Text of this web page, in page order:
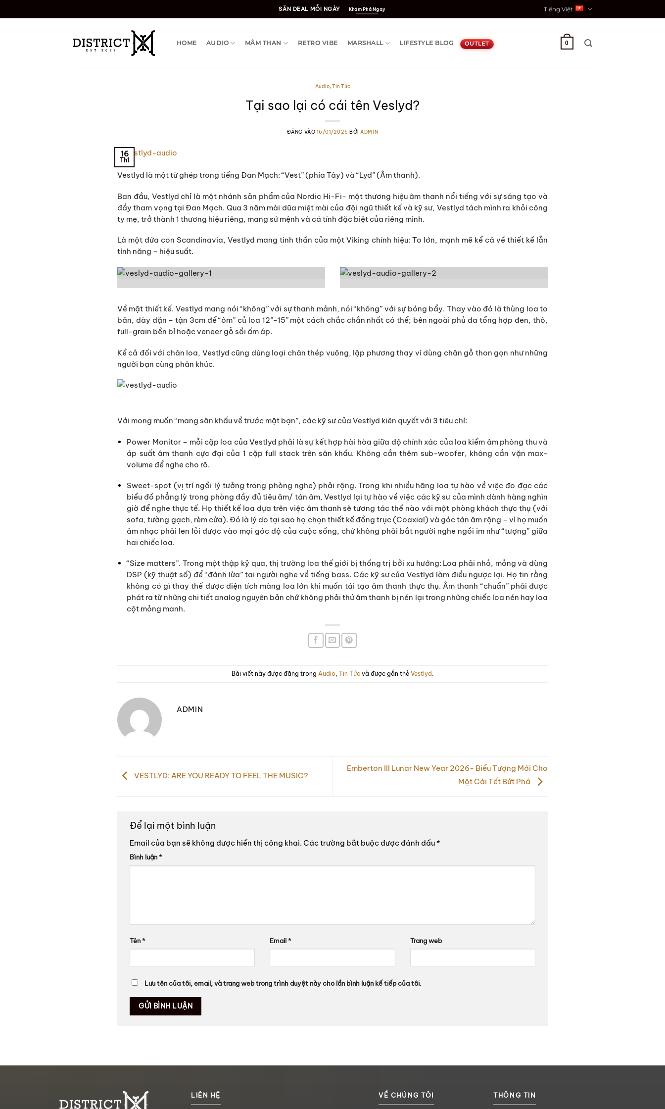
qua
SĂN DEAL MỖI NGÀY Khám Phá Ngay Tiếng Việt
HOME AUDIO MÂM THAN RETRO VIBE MARSHALL LIFESTYLE BLOG OUTLET 0
Audio,Tin Tức
Tại sao lại có cái tên Veslyd?
ĐĂNG VÀO 16/01/2026 BỞIADMIN
16
Th1
Vestlyd là một từ ghép trong tiếng Đan Mạch: “Vest” (phía Tây) và “Lyd” (Âm thanh).
Ban đầu, Vestlyd chỉ là một nhánh sản phẩm của Nordic Hi-Fi- một thương hiệu âm thanh nổi tiếng với sự sáng tạo và
đầy tham vọng tại Đan Mạch. Qua 3 năm mài dũa miệt mài của đội ngũ thiết kế và kỹ sư, Vestlyd tách mình ra khỏi công
ty mẹ, trở thành 1 thương hiệu riêng, mang sứ mệnh và cá tính đặc biệt của riêng mình.
Là một đứa con Scandinavia, Vestlyd mang tinh thần của một Viking chính hiệu: To lớn, mạnh mẽ kể cả về thiết kế lẫn
tính năng – hiệu suất.
Về mặt thiết kế. Vestlyd mang nói “không” với sự thanh mảnh, nói “không” với sự bóng bẩy. Thay vào đó là thùng loa to
bản, dày dặn – tận 3cm để “ôm” củ loa 12”-15” một cách chắc chắn nhất có thể; bên ngoài phủ da tổng hợp đen, thô,
full-grain bền bỉ hoặc veneer gỗ sồi ấm áp.
Kể cả đối với chân loa, Vestlyd cũng dùng loại chân thép vuông, lập phương thay vì dùng chân gỗ thon gọn như những
người bạn cùng phân khúc.
Với mong muốn “mang sân khấu về trước mặt bạn”, các kỹ sư của Vestlyd kiên quyết với 3 tiêu chí:
Power Monitor – mỗi cặp loa của Vestlyd phải là sự kết hợp hài hòa giữa độ chính xác của loa kiểm âm phòng thu và
áp suất âm thanh cực đại của 1 cặp full stack trên sân khấu. Không cần thêm sub-woofer, không cần vặn max-
volume để nghe cho rõ.
Sweet-spot (vị trí ngồi lý tưởng trong phòng nghe) phải rộng. Trong khi nhiều hãng loa tự hào về việc đo đạc các
biểu đồ phẳng lỳ trong phòng đầy đủ tiêu âm/ tán âm, Vestlyd lại tự hào về việc các kỹ sư của mình dành hàng nghìn
giờ để nghe thực tế. Họ thiết kế loa dựa trên việc âm thanh sẽ tương tác thế nào với một phòng khách thực thụ (với
sofa, tường gạch, rèm cửa). Đó là lý do tại sao họ chọn thiết kế đồng trục (Coaxial) và góc tán âm rộng – vì họ muốn
âm nhạc phải len lỏi được vào mọi góc độ của cuộc sống, chứ không phải bắt người nghe ngồi im như “tượng” giữa
hai chiếc loa.
“Size matters”. Trong một thập kỷ qua, thị trường loa thế giới bị thống trị bởi xu hướng: Loa phải nhỏ, mỏng và dùng
DSP (kỹ thuật số) để “đánh lừa” tai người nghe về tiếng bass. Các kỹ sư của Vestlyd làm điều ngược lại. Họ tin rằng
không có gì thay thế được diện tích màng loa lớn khi muốn tái tạo âm thanh thực thụ. Âm thanh “chuẩn” phải được
phát ra từ những chi tiết analog nguyên bản chứ không phải thứ âm thanh bị nén lại trong những chiếc loa nén hay loa
cột mỏng manh.
Bài viết này được đăng trong Audio Tin Tức và được gắn thẻ Vestlyd
ADMIN
VESTLYD: ARE YOU READY TO FEEL THE MUSIC?
Emberton III Lunar New Year 2026- Biểu Tượng Mới Cho
Một Cái Tết Bứt Phá
Để lại một bình luận
Email của bạn sẽ không được hiển thị công khai. Các trường bắt buộc được đánh dấu*
Bình luận*
Tên* Email* Trang web
Lưu tên của tôi, email, và trang web trong trình duyệt này cho lần bình luận kế tiếp của tôi.
LIÊN HỆ VỀ CHÚNG TÔI THÔNG TIN